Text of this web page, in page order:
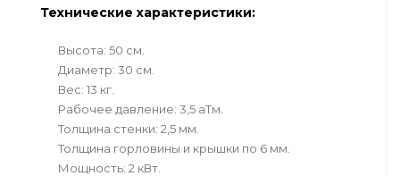
Технические характеристики:
Высота: 50 см.
Диаметр: 30 см.
Вес: 13 кг.
Рабочее давление: 3,5 аТм.
Толщина стенки: 2,5 мм.
Толщина горловины и крышки по 6 мм.
Мощность: 2 кВт.